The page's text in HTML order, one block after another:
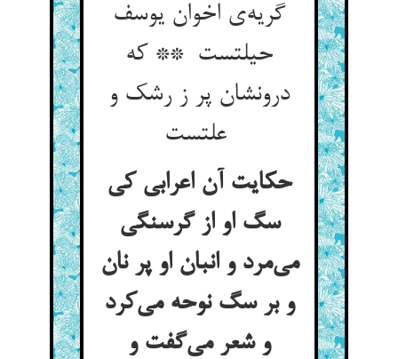
گریه‌ی اخوان یوسف
حیلتست ** که
درونشان پر ز رشک و
حکایت آن اعرابی کی
سگ او از گرسنگی
می‌مرد و انبان او پر نان
و بر سگ نوحه می‌کرد
و شعر می‌گفت و